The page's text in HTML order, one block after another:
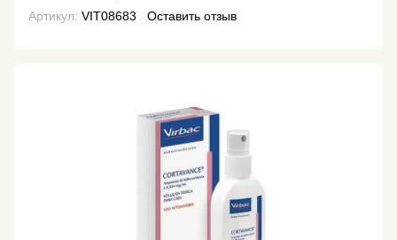
Артикул: VIT08683 Оставить отзыв